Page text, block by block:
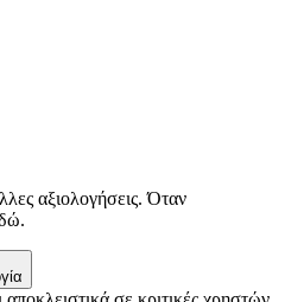
δικτύωσης και να
σας δεδομένα, π.χ. τη
τεχνολογία όπως cookies
προβολή εξατομικευμένων
μετρήσεις σχετικά με
Επίσης, κοινοποιούμε
μέρους σας χρήση της
μέσων κοινωνικής
αξιολογήσεις. Όταν